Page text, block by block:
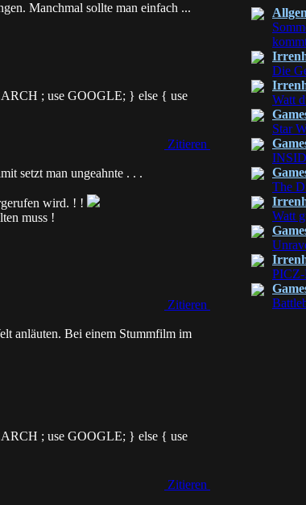
Manchmal sollte man einfach ...
; use GOOGLE; } else { use
Zitieren
setzt man ungeahnte . . .
wird. ! !
muss !
Zitieren
anläuten. Bei einem Stummfilm im
; use GOOGLE; } else { use
Zitieren
Die
Watt
Star
The
Watt